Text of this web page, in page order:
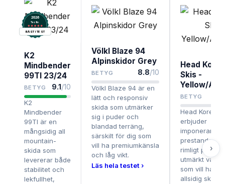
2026
Testix.
BÄST I TEST
K2
Mindbender
99TI 23/24
BETYG 9.1/10
K2
Mindbender
99TI är en
mångsidig all
mountain-
skida som
levererar både
stabilitet och
lekfullhet,
Völkl Blaze 94
Alpinskidor Grey
BETYG 8.8/10
Völkl Blaze 94 är en
lätt och responsiv
skida som utmärker
sig i puder och
blandad terräng,
särskilt för dig som
vill ha premiumkänsla
och låg vikt.
Läs hela testet ›
Head Kore
Skis -
Yellow/
BETYG
Head Kore 93
erbjuder
imponerande
prestanda till
rimligt pris
utmärkt val
som vill ha
allsidig skida.
›